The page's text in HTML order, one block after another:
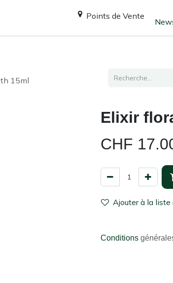
Points de Vente
15ml
Elixir
CHF
Ajouter à la liste
Conditions